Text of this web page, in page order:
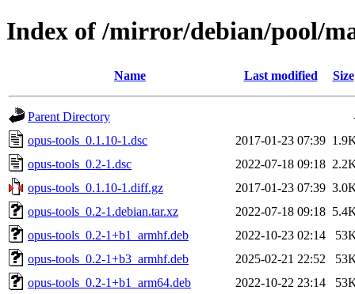
Index of /mirror/debian/pool/
Name Last modified Size
Parent Directory
opus-tools_0.1.10-1.dsc
2017-01-23 07:39
opus-tools_0.2-1.dsc
2022-07-18 09:18
opus-tools_0.1.10-1.diff.gz
2017-01-23 07:39
opus-tools_0.2-1.debian.tar.xz
2022-07-18 09:18
opus-tools_0.2-1+b1_armhf.deb
2022-10-23 02:14
opus-tools_0.2-1+b3_armhf.deb
2025-02-21 22:52
opus-tools_0.2-1+b1_arm64.deb
2022-10-22 23:14